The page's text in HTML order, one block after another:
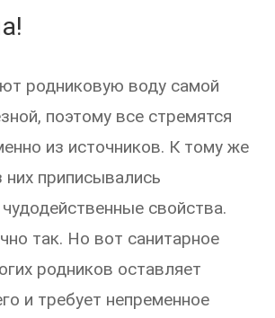
родниковую воду самой
поэтому все стремятся
из источников. К тому же
приписывались
свойства.
так. Но вот санитарное
родников оставляет
и требует непременное